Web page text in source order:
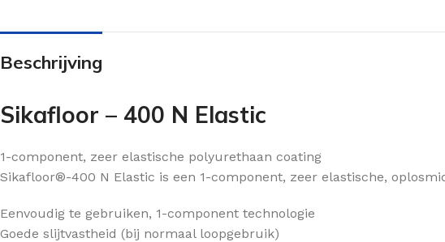
Beschrijving
Sikafloor – 400 N Elastic
1-component, zeer elastische polyurethaan coating
Sikafloor®-400 N Elastic is een 1-component, zeer elastische,
Eenvoudig te gebruiken, 1-component technologie
Goede slijtvastheid (bij normaal loopgebruik)